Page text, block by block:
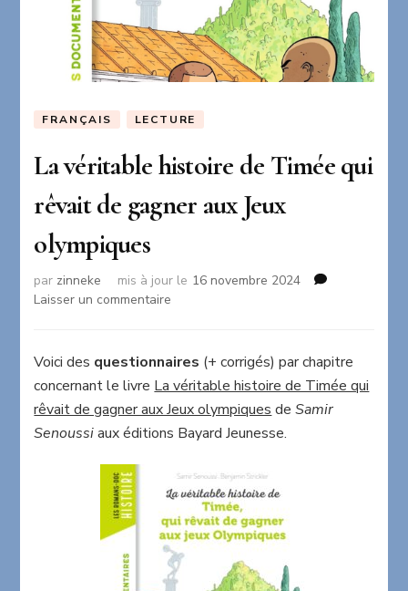
FRANÇAIS LECTURE
La véritable histoire de Timée qui
rêvait de gagner aux Jeux
olympiques
par zinneke mis à jour le 16 novembre 2024
Laisser un commentaire
histoire
de
Timée
qui
rêvait
gagner
aux
olympiques
Voici des questionnaires (+ corrigés) par chapitre
concernant le livre La véritable histoire de Timée qui
rêvait de gagner aux Jeux olympiques deSamir
Senoussiaux éditions Bayard Jeunesse.